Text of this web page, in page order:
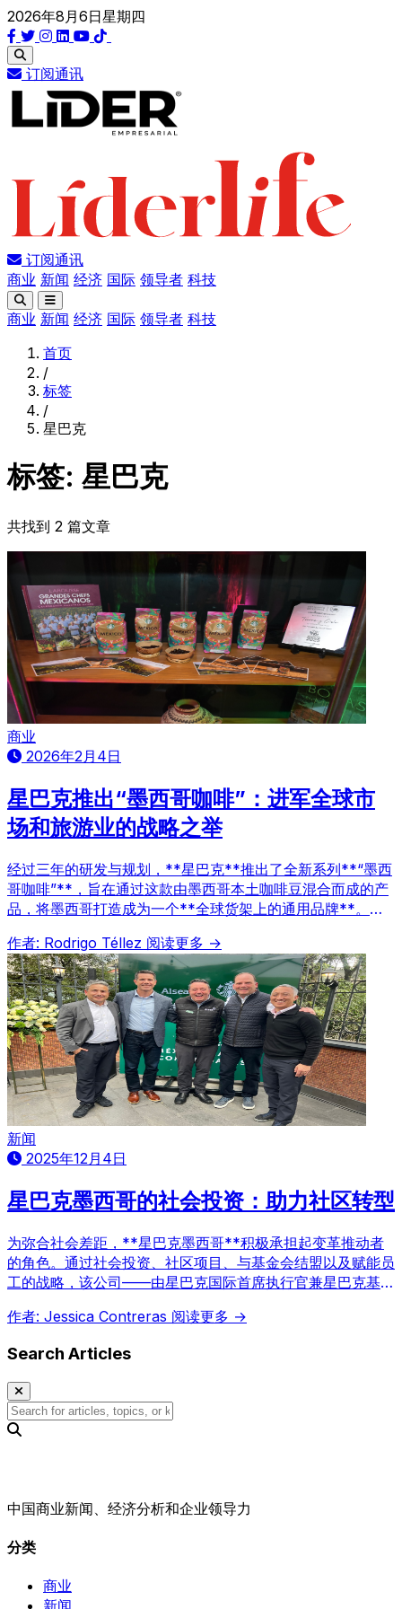
2026年8月6日星期四
订阅通讯
订阅通讯
商业 新闻 经济 国际 领导者 科技
商业 新闻 经济 国际 领导者 科技
首页
/
标签
/
星巴克
标签: 星巴克
共找到 2 篇文章
商业
2026年2月4日
星巴克推出“墨西哥咖啡”：进军全球市
场和旅游业的战略之举
经过三年的研发与规划，**星巴克**推出了全新系列**“墨西
哥咖啡”**，旨在通过这款由墨西哥本土咖啡豆混合而成的产
品，将墨西哥打造成为一个**全球货架上的通用品牌**。与
西哥”这一名称的强大影响力，瞄准本地消费者，特别是旅游
市场。
作者: Rodrigo Téllez 阅读更多 →
新闻
2025年12月4日
星巴克墨西哥的社会投资：助力社区转型
为弥合社会差距，**星巴克墨西哥**积极承担起变革推动者
的角色。通过社会投资、社区项目、与基金会结盟以及赋能员
工的战略，该公司——由星巴克国际首席执行官兼星巴克基金
——正成为一个倡导经济增长与人文关怀并重的企业典范。
作者: Jessica Contreras 阅读更多 →
Search Articles
中国商业新闻、经济分析和企业领导力
分类
商业